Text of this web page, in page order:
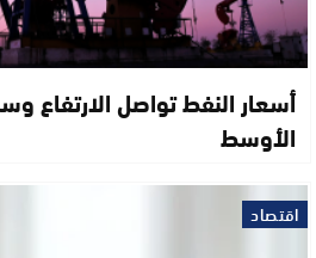
أسعار النفط تواصل الارتفاع
الأوسط
اقتصاد